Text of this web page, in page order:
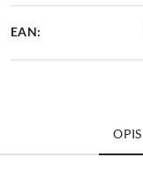
EAN:
OPIS